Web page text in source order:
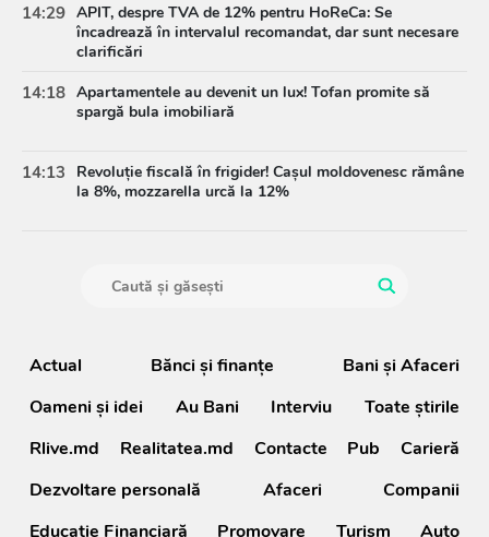
14:29 APIT, despre TVA de 12% pentru HoReCa: Se
încadrează în intervalul recomandat, dar sunt necesare
clarificări
14:18 Apartamentele au devenit un lux! Tofan promite să
spargă bula imobiliară
14:13
Revoluție fiscală în frigider! Cașul moldovenesc rămâne
la 8%, mozzarella urcă la 12%
Actual Bănci şi finanţe
Bani și Afaceri
Oameni şi idei
Au Bani Interviu
Toate știrile
Rlive.md
Realitatea.md Contacte Pub
Carieră
Dezvoltare personală
Afaceri
Companii
Educație Financiară
Promovare Turism Auto